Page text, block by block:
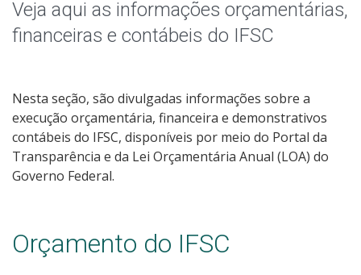
Indicadores e Estatísticas
Peça uma informação (SIC)
Servidores
Perguntas Frequentes
Veja aqui as informações orçamentárias,
financeiras e contábeis do IFSC
Nesta seção, são divulgadas informações sobre a
execução orçamentária, financeira e demonstrativos
contábeis do IFSC, disponíveis por meio do Portal da
Transparência e da Lei Orçamentária Anual (LOA) do
Governo Federal.
Orçamento do IFSC